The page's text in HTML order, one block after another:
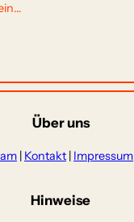
Über uns
| Kontakt | Impressum
Hinweise